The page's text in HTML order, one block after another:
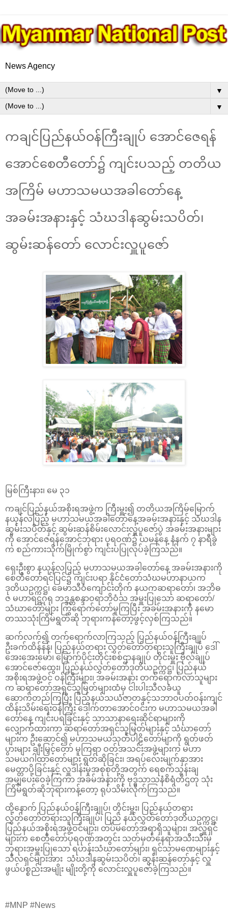
News Agency
▼
▼
ကချင်ပြည်နယ်ဝန်ကြီးချုပ် အောင်ဇေရန်
အောင်စေတီတော်၌ ကျင်းပသည့် တတိယ
အကြိမ် မဟာသမယအခါတော်နေ့
အခမ်းအနားနှင့် သံဃဒါနဆွမ်းသပိတ်၊
ဆွမ်းဆန်တော် လောင်းလှူပူဇော်
မြစ်ကြီးနား၊ မေ ၃၁
ကချင်ပြည်နယ်အစိုးရအဖွဲ့က ကြီးမှူး၍ တတိယအကြိမ်မြောက်
နယုန်လပြည့် မဟာသမယအခါတော်နေ့အခမ်းအနားနှင့် သံဃဒါန
ဆွမ်းသပိတ်နှင့် ဆွမ်းဆန်စိမ်းလောင်းလှူပူဇော်ပွဲ အခမ်းအနားများ
ကို အောင်ဇေရန်အောင်ဘုရား ပုရဝဏ်၌ ယမန်နေ့ နံနက် ၇ နာရီခွဲ
က စည်ကားသိုက်မြိုက်စွာ ကျင်းပပြုလုပ်ခဲ့ကြသည်။
ရှေးဦးစွာ နယုန်လပြည့် မဟာသမယအခါတော်နေ့ အခမ်းအနားကို
စေတီတော်ရင်ပြင်၌ ကျင်းပရာ နိုင်ငံတော်သံဃမဟာနာယက
ဒုတိယဥက္ကဋ္ဌ၊ ခေမာသီဝံကျောင်းတိုက် နယကဆရာတော်၊ အဘိဓ
ဇ မဟာရဋ္ဌဂုရု ဘဒ္ဒန္တစန္ဒာဝရာဘိဝံသ အမှူးပြုသော ဆရာတော်/
သံဃာတော်များ ကြွရောက်တော်မူကြပြီး အခမ်းအနားကို န‌မော
တဿသုံးကြိမ်ရွတ်ဆို ဘုရားကန်တော့ဖွင့်လှစ်ကြသည်။
ဆက်လက်၍ တက်ရောက်လာကြသည့် ပြည်နယ်ဝန်ကြီးချုပ်
ဦးခက်ထိန်နန်၊ ပြည်နယ်တရား လွှတ်တော်တရားသူကြီးချုပ် ဒေါ်
အေးအေးမော်၊ မြောက်ပိုင်းတိုင်းစစ်ဌာနချုပ် တိုင်းမှူး ဗိုလ်ချုပ်
အောင်ဇော်ထွေး၊ ပြည်နယ်လွှတ်တော်ဒုတိယဥက္ကဋ္ဌ၊ ပြည်နယ်
အစိုးရအဖွဲ့ဝင် ဝန်ကြီးများ၊ အခမ်းအနား တက်ရောက်လာသူများ
က ဆရာတော်အရှင်သူမြတ်များထံမှ ငါးပါးသီလခံယူ
ဆောက်တည်ကြပြီး ပြည်နယ်သယံဇာတနှင့်သဘာဝပတ်ဝန်းကျင်
ထိန်းသိမ်းရေးဝန်ကြီး ဒေါက်တာအောင်ဝင်းက မဟာသမယအခါ
တော်နေ့ ကျင်းပရခြင်းနှင့် သာသာနာရေးဆိုင်ရာများကို
လျှောက်ထားကာ ဆရာတော်အရှင်သူမြတ်များနှင့် သံဃာတော်
များက ဦးဆောင်၍ မဟာသမယသုတ်ပါဠိတော်မျာကို ရွတ်ဖတ်
ပွားများ ချီးမြှင့်တော် မူကြရာ ဝတ်အသင်းအဖွဲ့များက မဟာ
သမယဂါထာတော်များ ရွတ်ဆိုခြင်း၊ အရပ်လေးမျက်နှာအား
မေတ္တာပို့ခြင်းနှင့် လှူဒါန်းမှုအစုစုတို့အတွက် ရေစက်သွန်းချ
အမျှပေးဝေခဲ့ကြကာ အခမ်အနားကို ဗုဒ္ဓသာသနံစိရံတိဌတု သုံး
ကြိမ်ရွတ်ဆိုဘုရားကန့်တော့ ရုပ်သိမ်းလိုက်ကြသည်။
ထို့နောက် ပြည်နယ်ဝန်ကြီးချုပ်၊ တိုင်းမှူး၊ ပြည်နယ်တရား
လွှတ်တော်တရားသူကြီးချုပ်၊ ပြည် နယ်လွှတ်တော်ဒုတိယဥက္ကဋ္ဌ၊
ပြည်နယ်အစိုးရအဖွဲ့ဝင်များ၊ တပ်မတော်အရာရှိသူများ၊ အလှူရှင်
များက စေတီတော်ပုရဝုဏ်အတွင်း သတ်မှတ်နေရာအသီးသီးမှ
ဘုရားအမှူးပြုသော ရဟန်းသံဃာတော်များ၊ ရှင်သာမဏေများနှင့်
သီလရှင်များအား သံဃဒါနဆွမ်းသပိတ်၊ ဆွန်းဆန်တော်နှင့် လှူ
ဖွယ်ပစ္စည်းအမျိုး မျိုးတို့ကို လောင်းလှူပူဇော်ခဲ့ကြသည်။
#MNP #News